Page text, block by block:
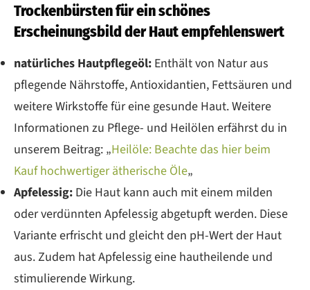
Trockenbürsten für ein schönes
Erscheinungsbild der Haut empfehlenswert
natürliches Hautpflegeöl: Enthält von Natur aus
pflegende Nährstoffe, Antioxidantien, Fettsäuren und
weitere Wirkstoffe für eine gesunde Haut. Weitere
Informationen zu Pflege- und Heilölen erfährst du in
unserem Beitrag: „Heilöle: Beachte das hier beim
Kauf hochwertiger ätherische Öle„
Apfelessig: Die Haut kann auch mit einem milden
oder verdünnten Apfelessig abgetupft werden. Diese
Variante erfrischt und gleicht den pH-Wert der Haut
aus. Zudem hat Apfelessig eine hautheilende und
stimulierende Wirkung.